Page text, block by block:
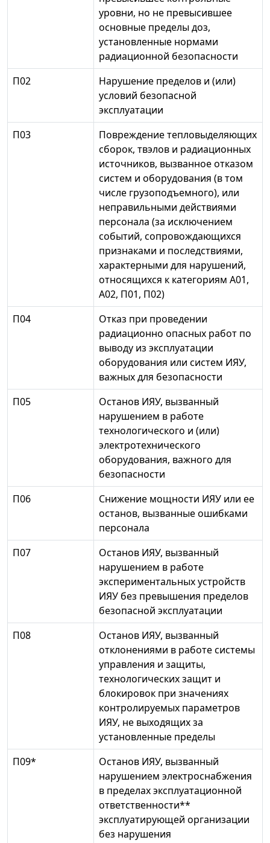
уровни, но не превысившее
основные пределы доз,
установленные нормами
радиационной безопасности
П02
Нарушение пределов и (или)
условий безопасной
эксплуатации
П03
Повреждение тепловыделяющих
сборок, твэлов и радиационных
источников, вызванное отказом
систем и оборудования (в том
числе грузоподъемного), или
неправильными действиями
персонала (за исключением
событий, сопровождающихся
признаками и последствиями,
характерными для нарушений,
относящихся к категориям А01,
А02, П01, П02)
П04
Отказ при проведении
радиационно опасных работ по
выводу из эксплуатации
оборудования или систем ИЯУ,
важных для безопасности
П05
Останов ИЯУ, вызванный
нарушением в работе
технологического и (или)
электротехнического
оборудования, важного для
безопасности
П06
Снижение мощности ИЯУ или ее
останов, вызванные ошибками
персонала
П07
Останов ИЯУ, вызванный
нарушением в работе
экспериментальных устройств
ИЯУ без превышения пределов
безопасной эксплуатации
П08
Останов ИЯУ, вызванный
отклонениями в работе системы
управления и защиты,
технологических защит и
блокировок при значениях
контролируемых параметров
ИЯУ, не выходящих за
установленные пределы
П09*
Останов ИЯУ, вызванный
нарушением электроснабжения
в пределах эксплуатационной
ответственности**
эксплуатирующей организации
без нарушения